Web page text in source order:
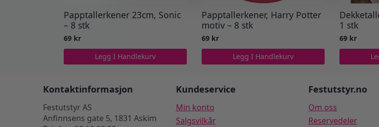
Papptallerkener 23cm, Sonic
– 8 stk
69 kr
Legg I Handlekurv
Papptallerkener, Harry Potter
motiv – 8 stk
69 kr
Legg I Handlekurv
1 stk
69 kr
Kontaktinformasjon
Festutstyr AS
Anfinnsens gate 5, 1831 Askim
Kundeservice
Min konto
Salgsvilkår
Festutstyr.no
Om oss
Reservedeler